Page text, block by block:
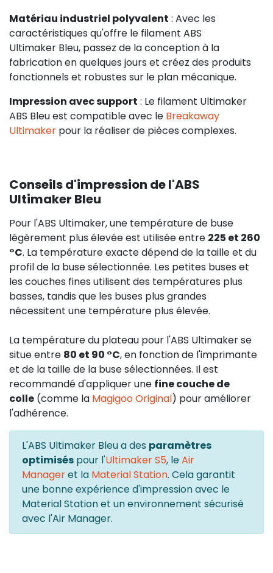
Matériau industriel polyvalent : Avec les
caractéristiques qu'offre le filament ABS
Ultimaker Bleu, passez de la conception à la
fabrication en quelques jours et créez des produits
fonctionnels et robustes sur le plan mécanique.
Impression avec support : Le filament Ultimaker
ABS Bleu est compatible avec le Breakaway
Ultimaker pour la réaliser de pièces complexes.
Conseils d'impression de l'ABS
Ultimaker Bleu
Pour l'ABS Ultimaker, une température de buse
légèrement plus élevée est utilisée entre 225 et 260
°C. La température exacte dépend de la taille et du
profil de la buse sélectionnée. Les petites buses et
les couches fines utilisent des températures plus
basses, tandis que les buses plus grandes
nécessitent une température plus élevée.
La température du plateau pour l'ABS Ultimaker se
situe entre 80 et 90 °C, en fonction de l'imprimante
et de la taille de la buse sélectionnées. Il est
recommandé d'appliquer une fine couche de
colle (comme la Magigoo Original) pour améliorer
l'adhérence.
L'ABS Ultimaker Bleu a des paramètres
optimisés pour l'Ultimaker S5, leAir
Manageret la Material Station. Cela garantit
une bonne expérience d'impression avec le
Material Station et un environnement sécurisé
avec l'Air Manager.